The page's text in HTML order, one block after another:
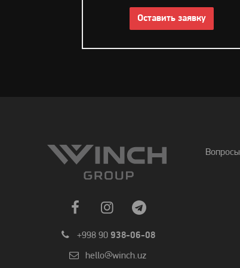
Оставить заявку
+998 90 938-06-08
hello@winch.uz
Вопросы